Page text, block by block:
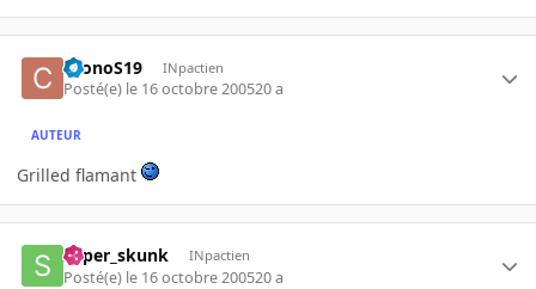
CronoS19 INpactien
Posté(e) le 16 octobre 200520 a
AUTEUR
Grilled flamant
super_skunk INpactien
Posté(e) le 16 octobre 200520 a